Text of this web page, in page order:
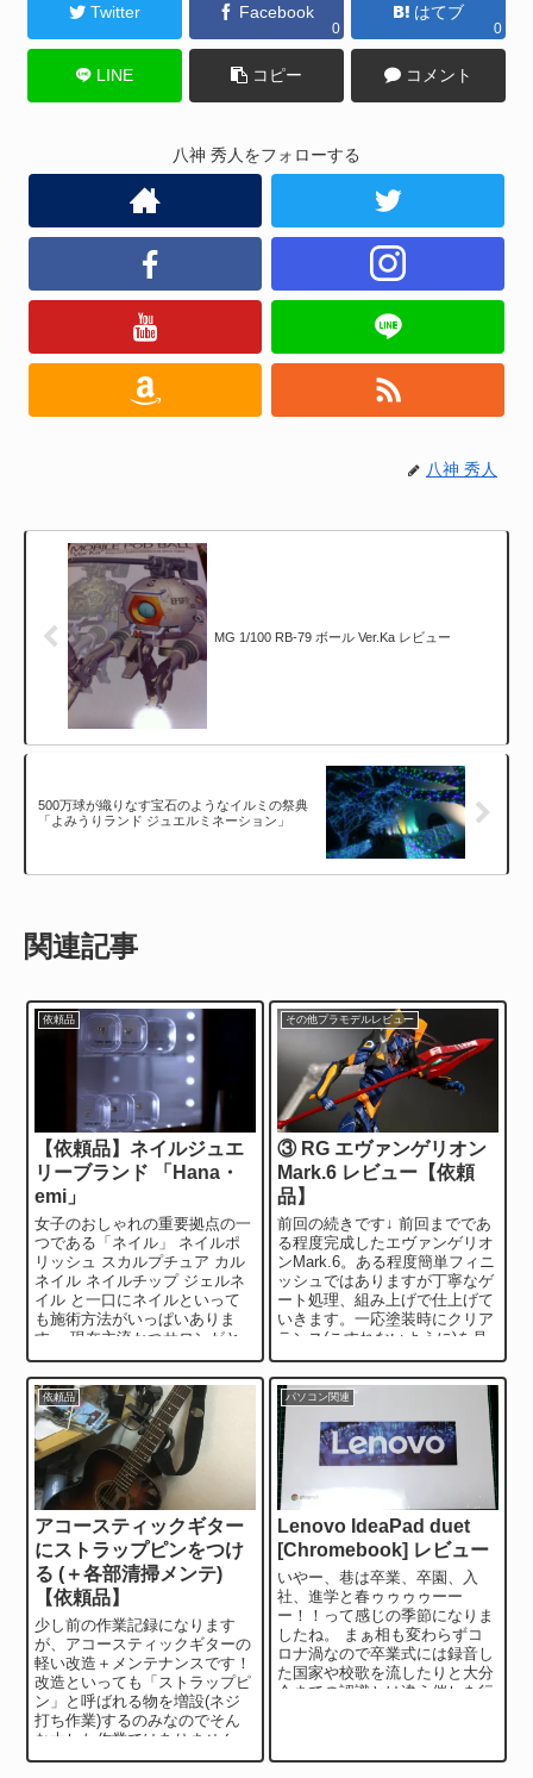
Twitter Facebook
0
はてブ
0
LINE コピー コメント
八神 秀人をフォローする
八神 秀人
MG 1/100 RB-79 ボール Ver.Ka レビュー
500万球が織りなす宝石のようなイルミの祭典
「よみうりランド ジュエルミネーション」
関連記事
依頼品
【依頼品】ネイルジュエ
リーブランド 「Hana・
emi」
女子のおしゃれの重要拠点の一
つである「ネイル」 ネイルポ
リッシュ スカルプチュア カル
ネイル ネイルチップ ジェルネ
イル と一口にネイルといって
も施術方法がいっぱいありま
す。 現在主流かつサロンがと
ても多いのはUV樹脂を使用...
その他プラモデルレビュー
③ RG エヴァンゲリオン
Mark.6 レビュー【依頼
品】
前回の続きです↓ 前回までであ
る程度完成したエヴァンゲリオ
ンMark.6。ある程度簡単フィニ
ッシュではありますが丁寧なゲ
ート処理、組み上げで仕上げて
いきます。一応塗装時にクリア
ランス(こすれないように)を見
ながら組み立て...
依頼品
アコースティックギター
にストラップピンをつけ
る (＋各部清掃メンテ)
【依頼品】
少し前の作業記録になります
が、アコースティックギターの
軽い改造＋メンテナンスです！
改造といっても「ストラップピ
ン」と呼ばれる物を増設(ネジ
打ち作業)するのみなのでそん
な大した作業ではありませんｗ
今回のギターは中古で購入後そ
パソコン関連
Lenovo IdeaPad duet
[Chromebook] レビュー
いやー、巷は卒業、卒園、入
社、進学と春ゥゥゥゥーー
ー！！って感じの季節になりま
したね。 まぁ相も変わらずコ
ロナ渦なので卒業式には録音し
た国家や校歌を流したりと大分
今までの認識とは違う催しを行